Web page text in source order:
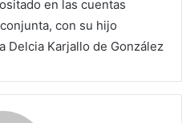
en las cuentas
con su hijo
Delcia Karjallo de González